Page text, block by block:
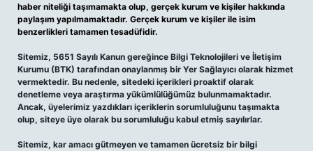
haber niteliği taşımamakta olup, gerçek kurum ve kişiler hakkında
paylaşım yapılmamaktadır. Gerçek kurum ve kişiler ile isim
benzerlikleri tamamen tesadüfidir.
Sitemiz, 5651 Sayılı Kanun gereğince Bilgi Teknolojileri ve İletişim
Kurumu (BTK) tarafından onaylanmış bir Yer Sağlayıcı olarak hizmet
vermektedir. Bu nedenle, sitedeki içerikleri proaktif olarak
denetleme veya araştırma yükümlülüğümüz bulunmamaktadır.
Ancak, üyelerimiz yazdıkları içeriklerin sorumluluğunu taşımakta
olup, siteye üye olarak bu sorumluluğu kabul etmiş sayılırlar.
Sitemiz, kar amacı gütmeyen ve tamamen ücretsiz bir bilgi